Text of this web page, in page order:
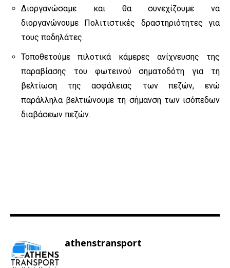
Διοργανώσαμε και θα συνεχίζουμε να
διοργανώνουμε Πολιτιστικές δραστηριότητες για
τους ποδηλάτες.
Τοποθετούμε πιλοτικά κάμερες ανίχνευσης της
παραβίασης του φωτεινού σηματοδότη για τη
βελτίωση της ασφάλειας των πεζών, ενώ
παράλληλα βελτιώνουμε τη σήμανση των ισόπεδων
διαβάσεων πεζών.
athenstransport